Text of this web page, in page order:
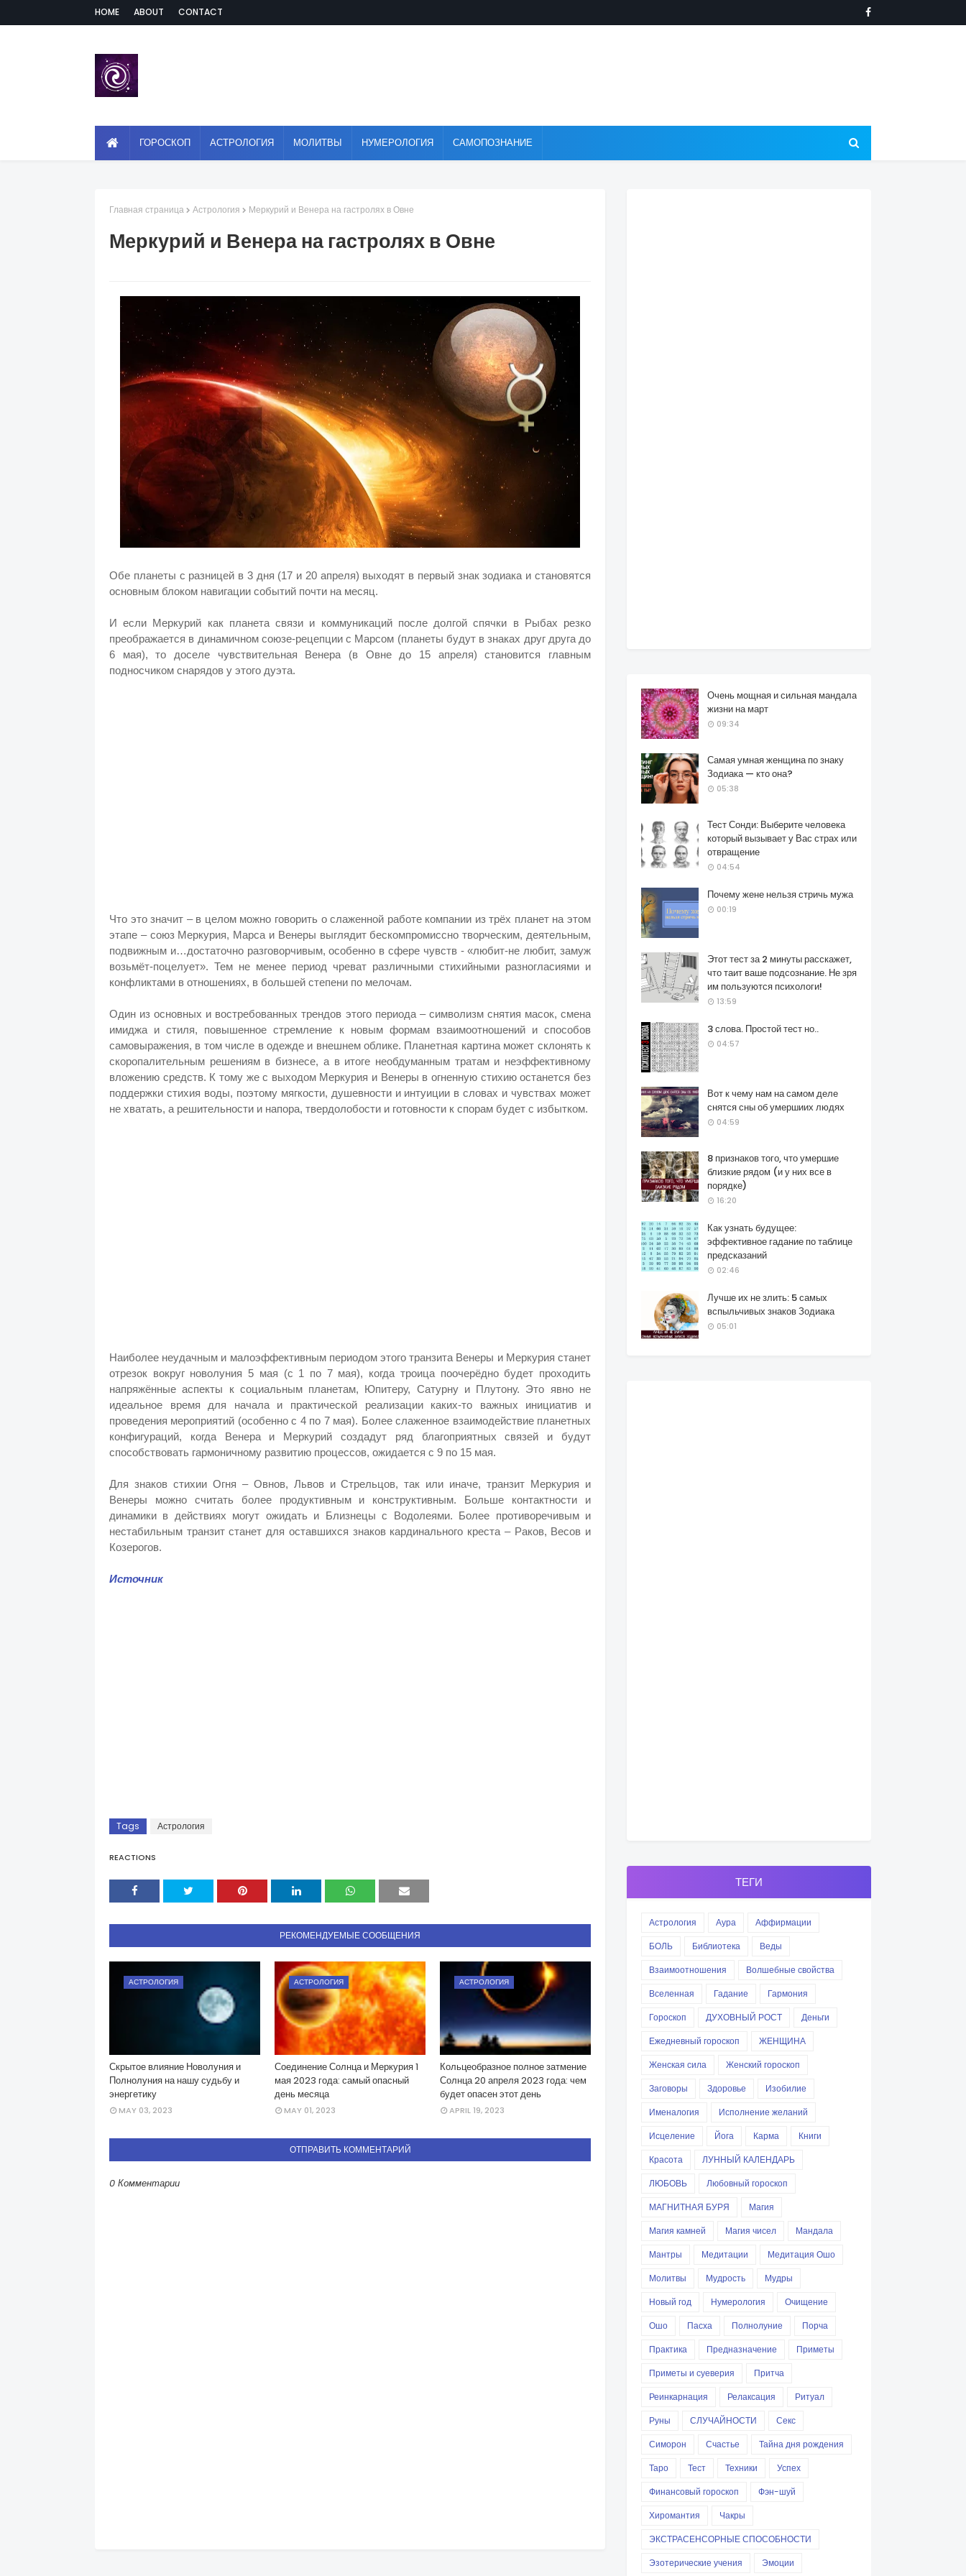
HOME ABOUT CONTACT
ГОРОСКОП АСТРОЛОГИЯ МОЛИТВЫ НУМЕРОЛОГИЯ САМОПОЗНАНИЕ
Главная страница Астрология Меркурий и Венера на гастролях в Овне
Меркурий и Венера на гастролях в Овне
Обе планеты с разницей в 3 дня (17 и 20 апреля) выходят в первый знак зодиака и становятся
основным блоком навигации событий почти на месяц.
И если Меркурий как планета связи и коммуникаций после долгой спячки в Рыбах резко
преображается в динамичном союзе-рецепции с Марсом (планеты будут в знаках друг друга до
6 мая), то доселе чувствительная Венера (в Овне до 15 апреля) становится главным
подносчиком снарядов у этого дуэта.
Что это значит – в целом можно говорить о слаженной работе компании из трёх планет на этом
этапе – союз Меркурия, Марса и Венеры выглядит бескомпромиссно творческим, деятельным,
подвижным и…достаточно разговорчивым, особенно в сфере чувств - «любит-не любит, замуж
возьмёт-поцелует». Тем не менее период чреват различными стихийными разногласиями и
конфликтами в отношениях, в большей степени по мелочам.
Один из основных и востребованных трендов этого периода – символизм снятия масок, смена
имиджа и стиля, повышенное стремление к новым формам взаимоотношений и способов
самовыражения, в том числе в одежде и внешнем облике. Планетная картина может склонять к
скоропалительным решениям в бизнесе, а в итоге необдуманным тратам и неэффективному
вложению средств. К тому же с выходом Меркурия и Венеры в огненную стихию останется без
поддержки стихия воды, поэтому мягкости, душевности и интуиции в словах и чувствах может
не хватать, а решительности и напора, твердолобости и готовности к спорам будет с избытком.
Наиболее неудачным и малоэффективным периодом этого транзита Венеры и Меркурия станет
отрезок вокруг новолуния 5 мая (с 1 по 7 мая), когда троица поочерёдно будет проходить
напряжённые аспекты к социальным планетам, Юпитеру, Сатурну и Плутону. Это явно не
идеальное время для начала и практической реализации каких-то важных инициатив и
проведения мероприятий (особенно с 4 по 7 мая). Более слаженное взаимодействие планетных
конфигураций, когда Венера и Меркурий создадут ряд благоприятных связей и будут
способствовать гармоничному развитию процессов, ожидается с 9 по 15 мая.
Для знаков стихии Огня – Овнов, Львов и Стрельцов, так или иначе, транзит Меркурия и
Венеры можно считать более продуктивным и конструктивным. Больше контактности и
динамики в действиях могут ожидать и Близнецы с Водолеями. Более противоречивым и
нестабильным транзит станет для оставшихся знаков кардинального креста – Раков, Весов и
Козерогов.
Источник
Tags Астрология
REACTIONS
РЕКОМЕНДУЕМЫЕ СООБЩЕНИЯ
АСТРОЛОГИЯ
Скрытое влияние Новолуния и
Полнолуния на нашу судьбу и
энергетику
MAY 03, 2023
АСТРОЛОГИЯ
Соединение Солнца и Меркурия 1
мая 2023 года: самый опасный
день месяца
MAY 01, 2023
АСТРОЛОГИЯ
Кольцеобразное полное затмение
Солнца 20 апреля 2023 года: чем
будет опасен этот день
APRIL 19, 2023
ОТПРАВИТЬ КОММЕНТАРИЙ
0 Комментарии
Очень мощная и сильная мандала
жизни на март
09:34
Самая умная женщина по знаку
Зодиака — кто она?
05:38
Тест Сонди: Выберите человека
который вызывает у Вас страх или
отвращение
04:54
Почему жене нельзя стричь мужа
00:19
Этот тест за 2 минуты расскажет,
что таит ваше подсознание. Не зря
им пользуются психологи!
13:59
3 слова. Простой тест но..
04:57
Вот к чему нам на самом деле
снятся сны об умершиих людях
04:59
8 признаков того, что умершие
близкие рядом (и у них все в
порядке)
16:20
Как узнать будущее:
эффективное гадание по таблице
предсказаний
02:46
Лучше их не злить: 5 самых
вспыльчивых знаков Зодиака
05:01
ТЕГИ
Астрология Аура
Аффирмации
БОЛЬ
Библиотека
Веды
Взаимоотношения
Волшебные свойства
Вселенная
Гадание
Гармония
Гороскоп
ДУХОВНЫЙ РОСТ
Деньги
Ежедневный гороскоп
ЖЕНЩИНА
Женская сила
Женский гороскоп
Заговоры
Здоровье
Изобилие
Именалогия
Исполнение желаний
Исцеление
Йога Карма
Книги
Красота
ЛУННЫЙ КАЛЕНДАРЬ
ЛЮБОВЬ
Любовный гороскоп
МАГНИТНАЯ БУРЯ
Магия
Магия камней
Магия чисел
Мандала
Мантры
Медитации
Медитация Ошо
Молитвы
Мудрость
Мудры
Новый год
Нумерология
Очищение
Ошо
Пасха Полнолуние
Порча
Практика
Предназначение
Приметы
Приметы и суеверия
Притча
Реинкарнация
Релаксация
Ритуал
Руны
СЛУЧАЙНОСТИ
Секс
Симорон
Счастье
Тайна дня рождения
Таро
Тест Техники
Успех
Финансовый гороскоп
Фэн-шуй
Хиромантия
Чакры
ЭКСТРАСЕНСОРНЫЕ СПОСОБНОСТИ
Эзотерические учения
Эмоции